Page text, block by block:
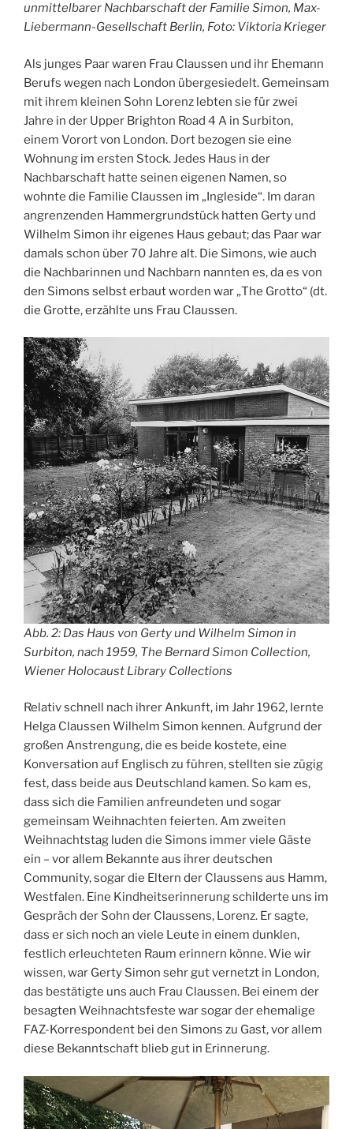
unmittelbarer Nachbarschaft der Familie Simon, Max-
Liebermann-Gesellschaft Berlin, Foto: Viktoria Krieger
Als junges Paar waren Frau Claussen und ihr Ehemann
Berufs wegen nach London übergesiedelt. Gemeinsam
mit ihrem kleinen Sohn Lorenz lebten sie für zwei
Jahre in der Upper Brighton Road 4 A in Surbiton,
einem Vorort von London. Dort bezogen sie eine
Wohnung im ersten Stock. Jedes Haus in der
Nachbarschaft hatte seinen eigenen Namen, so
wohnte die Familie Claussen im „Ingleside“. Im daran
angrenzenden Hammergrundstück hatten Gerty und
Wilhelm Simon ihr eigenes Haus gebaut; das Paar war
damals schon über 70 Jahre alt. Die Simons, wie auch
die Nachbarinnen und Nachbarn nannten es, da es von
den Simons selbst erbaut worden war „The Grotto“ (dt.
die Grotte, erzählte uns Frau Claussen.
Abb. 2: Das Haus von Gerty und Wilhelm Simon in
Surbiton, nach 1959, The Bernard Simon Collection,
Wiener Holocaust Library Collections
Relativ schnell nach ihrer Ankunft, im Jahr 1962, lernte
Helga Claussen Wilhelm Simon kennen. Aufgrund der
großen Anstrengung, die es beide kostete, eine
Konversation auf Englisch zu führen, stellten sie zügig
fest, dass beide aus Deutschland kamen. So kam es,
dass sich die Familien anfreundeten und sogar
gemeinsam Weihnachten feierten. Am zweiten
Weihnachtstag luden die Simons immer viele Gäste
ein – vor allem Bekannte aus ihrer deutschen
Community, sogar die Eltern der Claussens aus Hamm,
Westfalen. Eine Kindheitserinnerung schilderte uns im
Gespräch der Sohn der Claussens, Lorenz. Er sagte,
dass er sich noch an viele Leute in einem dunklen,
festlich erleuchteten Raum erinnern könne. Wie wir
wissen, war Gerty Simon sehr gut vernetzt in London,
das bestätigte uns auch Frau Claussen. Bei einem der
besagten Weihnachtsfeste war sogar der ehemalige
FAZ-Korrespondent bei den Simons zu Gast, vor allem
diese Bekanntschaft blieb gut in Erinnerung.